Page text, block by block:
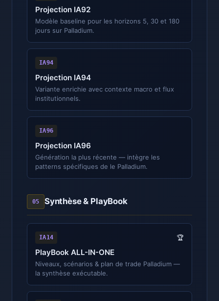
Projection IA92
Modèle baseline pour les horizons 5, 30 et 180
jours sur Palladium.
IA94
Projection IA94
Variante enrichie avec contexte macro et flux
institutionnels.
IA96
Projection IA96
Génération la plus récente — intègre les
patterns spécifiques de le Palladium.
05 Synthèse & PlayBook
IA14 🏆
PlayBook ALL-IN-ONE
Niveaux, scénarios & plan de trade Palladium —
la synthèse exécutable.